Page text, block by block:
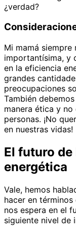
¿verdad?
Mi mamá
importantísima, y
en la eficiencia
grandes
preocupaciones
También
manera ética y
personas. ¡No
en nuestras vidas!
El futuro
energética
Vale, hemos
hacer en
nos espera en el
siguiente nivel de